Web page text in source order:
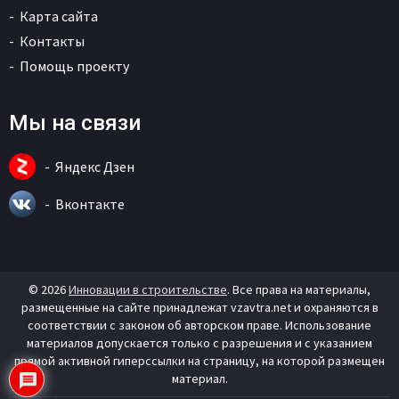
Карта сайта
Контакты
Помощь проекту
Мы на связи
Яндекс Дзен
Вконтакте
© 2026Инновации в строительстве. Все права на материалы,
размещенные на сайте принадлежат vzavtra.net и охраняются в
соответствии с законом об авторском праве. Использование
материалов допускается только с разрешения и с указанием
прямой активной гиперссылки на страницу, на которой размещен
материал.